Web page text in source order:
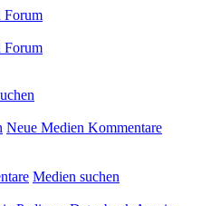
Neue Medien Kommentare
Medien suchen